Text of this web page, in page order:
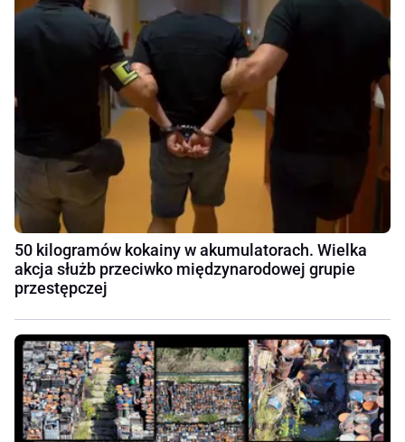
50 kilogramów kokainy w akumulatorach. Wielka
akcja służb przeciwko międzynarodowej grupie
przestępczej